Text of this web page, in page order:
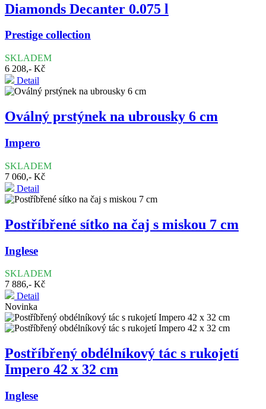
Diamonds Decanter 0.075 l
Prestige collection
SKLADEM
6 208,- Kč
Detail
Oválný prstýnek na ubrousky 6 cm
Impero
SKLADEM
7 060,- Kč
Detail
Postříbřené sítko na čaj s miskou 7 cm
Inglese
SKLADEM
7 886,- Kč
Detail
Novinka
Postříbřený obdélníkový tác s rukojetí
Impero 42 x 32 cm
Inglese